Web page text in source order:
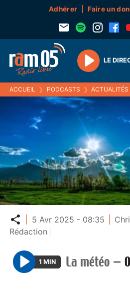
Adhérer Faire un don
Play
LE
ACCUEIL ❯ PODCASTS ❯ ACTUALITÉS
Partager
5 Avr 2025 - 08:35
Rédaction
P
1 MIN La météo —